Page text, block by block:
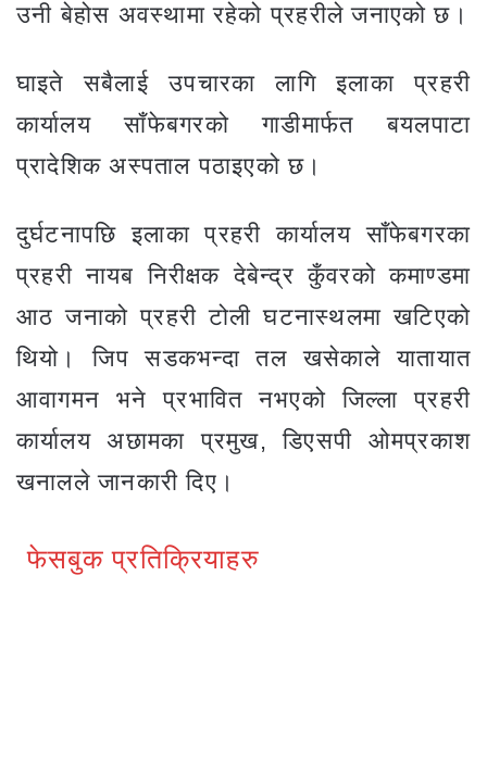
उनी बेहोस अवस्थामा रहेको प्रहरीले जनाएको छ।
घाइते सबैलाई उपचारका लागि इलाका प्रहरी
कार्यालय साँफेबगरको गाडीमार्फत बयलपाटा
प्रादेशिक अस्पताल पठाइएको छ।
दुर्घटनापछि इलाका प्रहरी कार्यालय साँफेबगरका
प्रहरी नायब निरीक्षक देबेन्द्र कुँवरको कमाण्डमा
आठ जनाको प्रहरी टोली घटनास्थलमा खटिएको
थियो। जिप सडकभन्दा तल खसेकाले यातायात
आवागमन भने प्रभावित नभएको जिल्ला प्रहरी
कार्यालय अछामका प्रमुख, डिएसपी ओमप्रकाश
खनालले जानकारी दिए।
फेसबुक प्रतिक्रियाहरु